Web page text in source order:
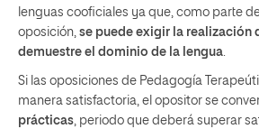
lenguas cooficiales ya que, como parte
oposición, se puede exigir la realización
demuestre el dominio de la lengua
Si las oposiciones de Pedagogía
manera satisfactoria, el opositor se
prácticas , periodo que deberá superar